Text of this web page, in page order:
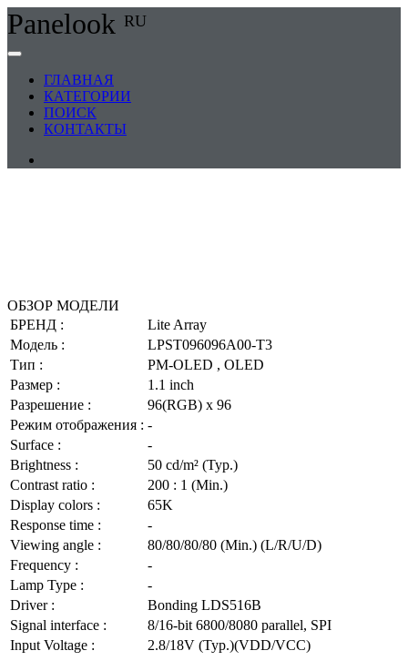
Panelook RU
ГЛАВНАЯ
КАТЕГОРИИ
ПОИСК
КОНТАКТЫ
ОБЗОР МОДЕЛИ
БРЕНД :
Lite Array
Модель :
LPST096096A00-T3
Тип :
PM-OLED , OLED
Размер :
1.1 inch
Разрешение :
96(RGB) x 96
Режим отображения : -
Surface :
-
Brightness :
50 cd/m² (Typ.)
Contrast ratio :
200 : 1 (Min.)
Display colors :
65K
Response time :
-
Viewing angle :
80/80/80/80 (Min.) (L/R/U/D)
Frequency :
-
Lamp Type :
-
Driver :
Bonding LDS516B
Signal interface :
8/16-bit 6800/8080 parallel, SPI
Input Voltage :
2.8/18V (Typ.)(VDD/VCC)